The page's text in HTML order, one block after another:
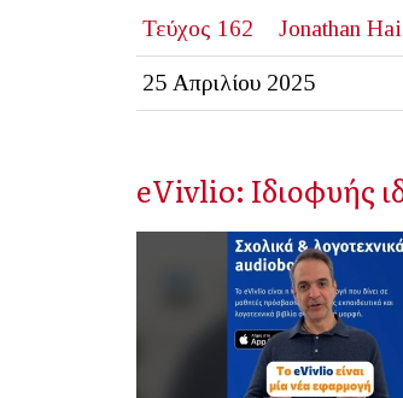
Τεύχος 162
Jonathan
25 Απριλίου 2025
eVivlio: Ιδιοφυής